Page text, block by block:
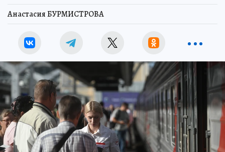
Анастасия БУРМИСТРОВА